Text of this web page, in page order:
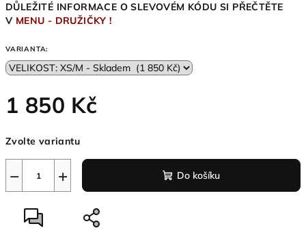
DŮLEŽITÉ INFORMACE O SLEVOVÉM KÓDU SI PŘEČTĚTE
V MENU - DRUŽIČKY !
VARIANTA:
1 850 Kč
cena:
Zvolte variantu
+
− Do košíku